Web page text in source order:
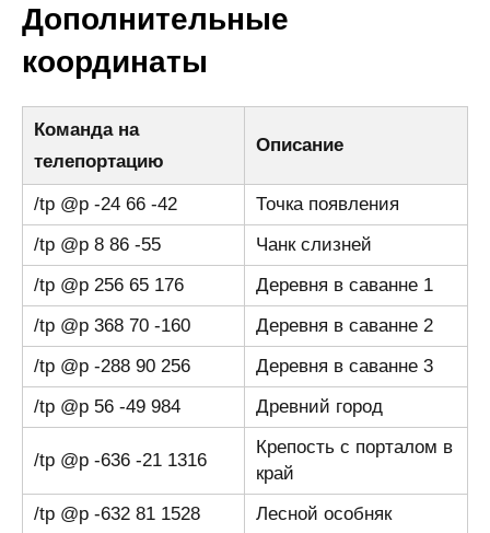
Дополнительные
координаты
Команда на
телепортацию
Описание
/tp @p -24 66 -42
Точка появления
/tp @p 8 86 -55
Чанк слизней
/tp @p 256 65 176
Деревня в саванне 1
/tp @p 368 70 -160
Деревня в саванне 2
/tp @p -288 90 256
Деревня в саванне 3
/tp @p 56 -49 984
Древний город
/tp @p -636 -21 1316
Крепость с порталом в
край
/tp @p -632 81 1528
Лесной особняк